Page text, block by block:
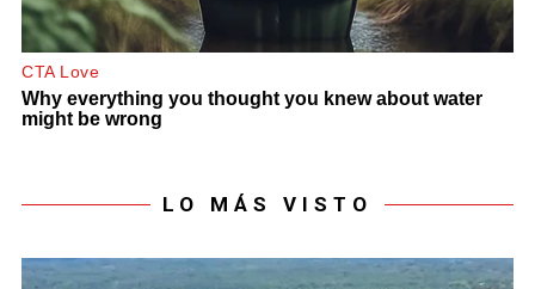
LO MÁS VISTO